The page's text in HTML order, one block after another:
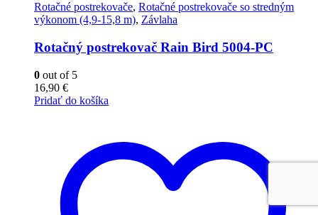
Rotačné postrekovače, Rotačné postrekovače so stredným
výkonom (4,9-15,8 m), Závlaha
Rotačný postrekovač Rain Bird 5004-PC
0 out of 5
16,90 €
Pridať do košíka